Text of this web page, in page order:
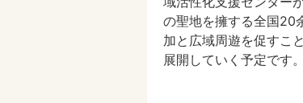
の聖地を擁する全国20
加と広域周遊を促すこ
展開していく予定です。